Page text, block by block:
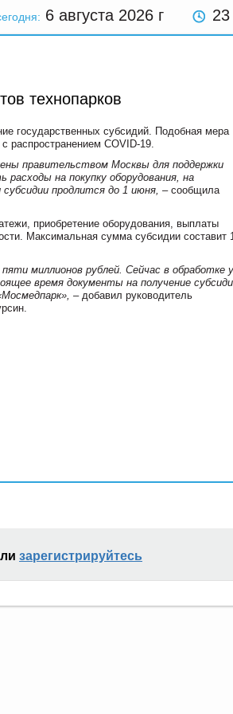
6 августа 2026 г
технопарков
государственных субсидий. Подобная мера
распространением COVID-19.
правительством Москвы для поддержки
на покупку оборудования, на
продлится до 1 июня, – сообщила
приобретение оборудования, выплаты
Максимальная сумма субсидии составит
миллионов рублей. Сейчас в обработке у
время документы на получение
– добавил руководитель
зарегистрируйтесь